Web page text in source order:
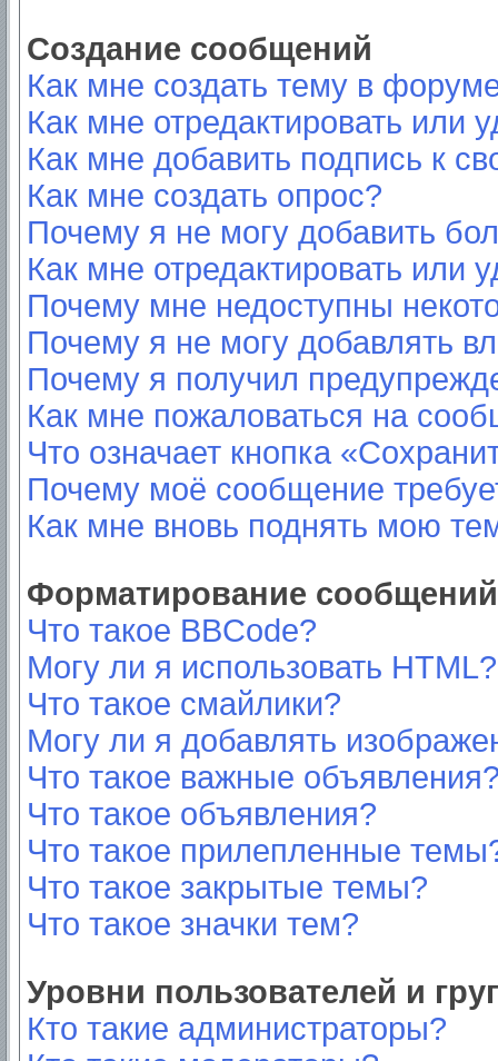
Создание сообщений
Как мне создать тему в
Как мне отредактировать или
Как мне добавить подпись к
Как мне создать опрос?
Почему я не могу добавить
Как мне отредактировать или
Почему мне недоступны
Почему я не могу добавлять
Почему я получил
Как мне пожаловаться на
Что означает кнопка
Почему моё сообщение
Как мне вновь поднять мою
Форматирование
Что такое BBCode?
Могу ли я использовать HTML?
Что такое смайлики?
Могу ли я добавлять
Что такое важные
Что такое объявления?
Что такое прилепленные
Что такое закрытые темы?
Что такое значки тем?
Уровни пользователей и
Кто такие администраторы?